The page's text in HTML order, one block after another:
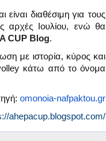
διαθέσιμη για τους
αρχές Ιουλίου, ενώ θα
CUP Blog.
με ιστορία, κύρος και
κάτω από το όνομα
omonoia-nafpaktou.gr
ahepacup.blogspot.com/